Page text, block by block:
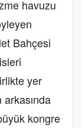
havuzu
Bahçesi
yer
kongre